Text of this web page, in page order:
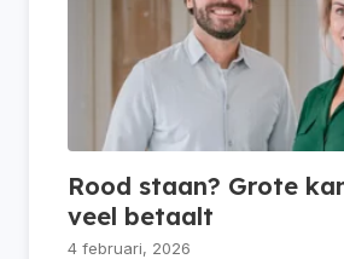
Rood staan? Grote
veel betaalt
4 februari, 2026